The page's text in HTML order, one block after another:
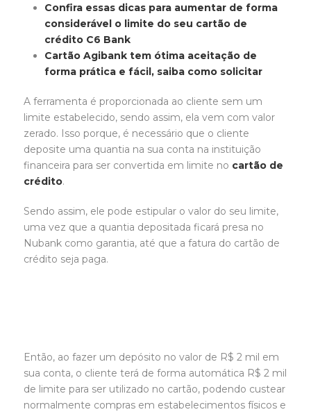
Confira essas dicas para aumentar de forma
considerável o limite do seu cartão de
crédito C6 Bank
Cartão Agibank tem ótima aceitação de
forma prática e fácil, saiba como solicitar
A ferramenta é proporcionada ao cliente sem um
limite estabelecido, sendo assim, ela vem com valor
zerado. Isso porque, é necessário que o cliente
deposite uma quantia na sua conta na instituição
financeira para ser convertida em limite no cartão de
crédito.
Sendo assim, ele pode estipular o valor do seu limite,
uma vez que a quantia depositada ficará presa no
Nubank como garantia, até que a fatura do cartão de
crédito seja paga.
Então, ao fazer um depósito no valor de R$ 2 mil em
sua conta, o cliente terá de forma automática R$ 2 mil
de limite para ser utilizado no cartão, podendo custear
normalmente compras em estabelecimentos físicos e